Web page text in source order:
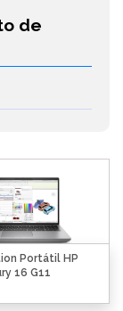
de
Portátil HP
16 G11